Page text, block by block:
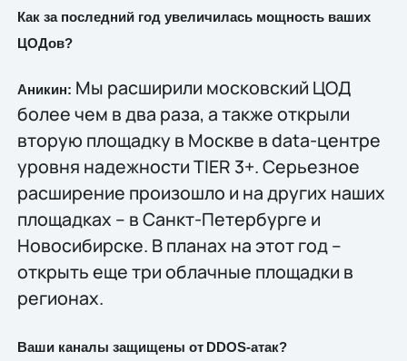
Как за последний год увеличилась мощность ваших
ЦОДов?
Аникин: Мы расширили московский ЦОД
более чем в два раза, а также открыли
вторую площадку в Москве в data-центре
уровня надежности TIER 3+. Серьезное
расширение произошло и на других наших
площадках – в Санкт-Петербурге и
Новосибирске. В планах на этот год –
открыть еще три облачные площадки в
регионах.
Ваши каналы защищены от DDOS-атак?